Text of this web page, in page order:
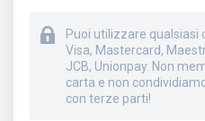
Puoi utilizzare
Visa, Mastercard,
JCB, Unionpay. Non
carta e non
con terze parti!